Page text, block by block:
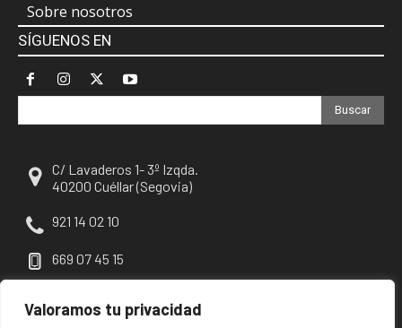
Valoramos tu privacidad
Sobre nosotros
SÍGUENOS EN
Buscar
C/ Lavaderos 1- 3º Izqda.
40200 Cuéllar (Segovia)
921 14 02 10
669 07 45 15